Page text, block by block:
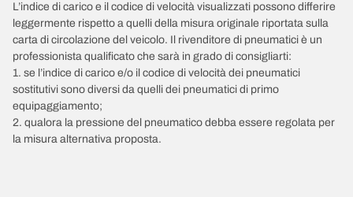
L’indice di carico e il codice di velocità visualizzati possono differire
leggermente rispetto a quelli della misura originale riportata sulla
carta di circolazione del veicolo. Il rivenditore di pneumatici è un
professionista qualificato che sarà in grado di consigliarti:
1. se l’indice di carico e/o il codice di velocità dei pneumatici
sostitutivi sono diversi da quelli dei pneumatici di primo
equipaggiamento;
2. qualora la pressione del pneumatico debba essere regolata per
la misura alternativa proposta.